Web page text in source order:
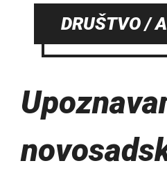
DRUŠTVO /